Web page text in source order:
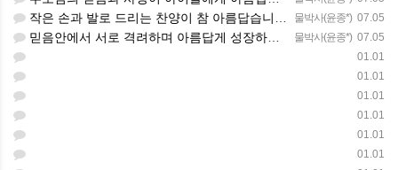
물박사(윤종*) 07.05
작은 손과 발로 드리는 찬양이 참 아름답습니다 하나님의 사랑이 늘 함께하길 기도합니다
물박사(윤종*) 07.05
믿음안에서 서로 격려하며 아름답게 성장하는 중고등부가 되길 응원합니다
01.01
01.01
01.01
01.01
01.01
01.01